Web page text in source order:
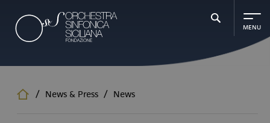
contenuto
principale
/ News & Press / News